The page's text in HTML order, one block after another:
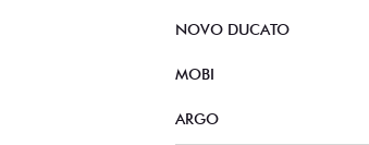
NOVO DUCATO
MOBI
ARGO